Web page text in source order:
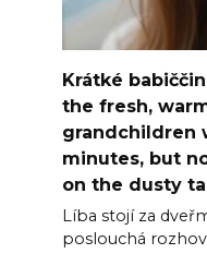
Krátké
the fresh,
grandchildren
minutes, but
on the dusty
Líba stojí za
poslouchá